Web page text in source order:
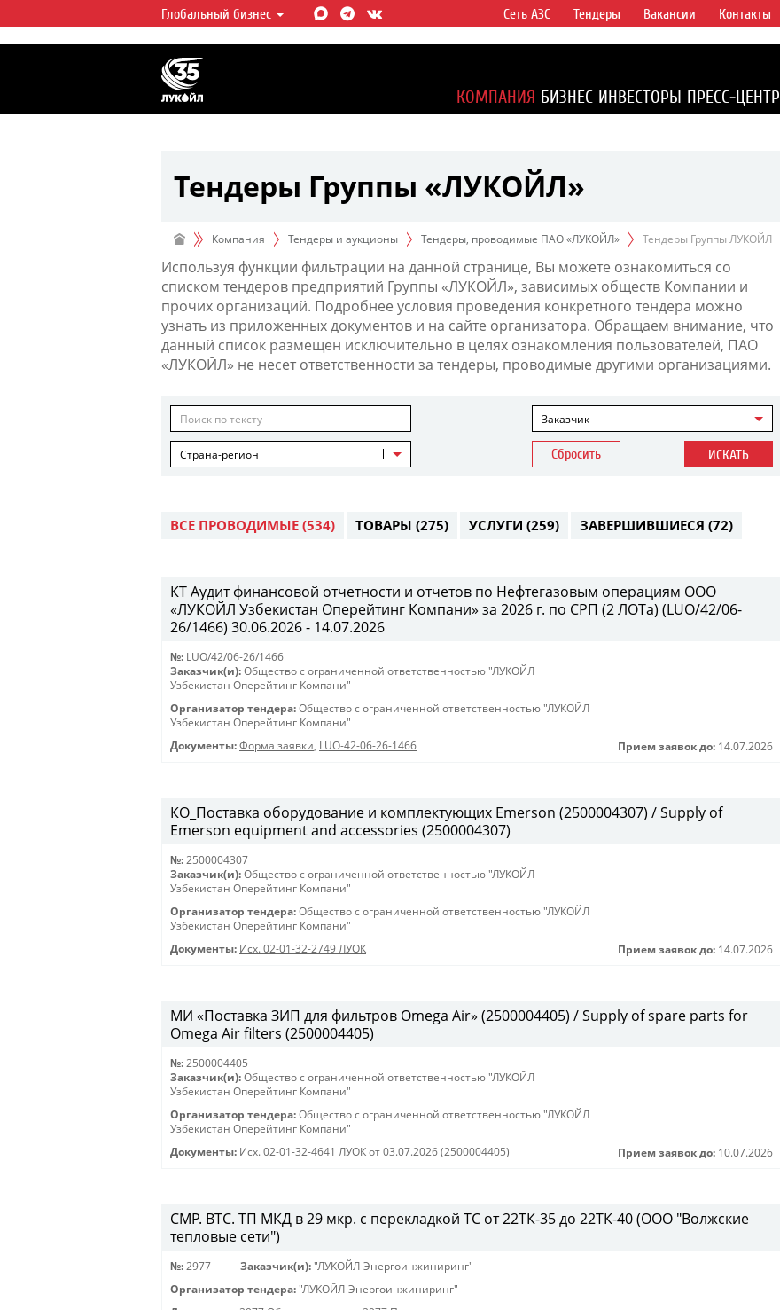
ЛУКОЙЛ СЕГОДНЯ
ЛУКОЙЛ — одна из крупнейших вертикально
интегрированных нефтегазовых компаний в
мире, на долю которой приходится более 2%
мировой добычи нефти и около 1% доказанных
Глобальный бизнес Сеть АЗС Тендеры Вакансии Контакты
КОМПАНИЯ БИЗНЕС ИНВЕСТОРЫ ПРЕСС-ЦЕНТР
Тендеры Группы «ЛУКОЙЛ»
Компания Тендеры и аукционы Тендеры, проводимые ПАО «ЛУКОЙЛ» Тендеры Группы ЛУКОЙЛ
Используя функции фильтрации на данной странице, Вы можете ознакомиться со
списком тендеров предприятий Группы «ЛУКОЙЛ», зависимых обществ Компании и
прочих организаций. Подробнее условия проведения конкретного тендера можно
узнать из приложенных документов и на сайте организатора. Обращаем внимание, что
данный список размещен исключительно в целях ознакомления пользователей, ПАО
«ЛУКОЙЛ» не несет ответственности за тендеры, проводимые другими организациями.
Заказчик
Страна-регион Сбросить ИСКАТЬ
ВСЕ ПРОВОДИМЫЕ (534) ТОВАРЫ (275) УСЛУГИ (259) ЗАВЕРШИВШИЕСЯ (72)
КТ Аудит финансовой отчетности и отчетов по Нефтегазовым операциям ООО
«ЛУКОЙЛ Узбекистан Оперейтинг Компани» за 2026 г. по СРП (2 ЛОТа) (LUO/42/06-
26/1466) 30.06.2026 - 14.07.2026
№: LUO/42/06-26/1466
Заказчик(и): Общество с ограниченной ответственностью "ЛУКОЙЛ
Узбекистан Оперейтинг Компани"
Организатор тендера: Общество с ограниченной ответственностью "ЛУКОЙЛ
Узбекистан Оперейтинг Компани"
Документы: Форма заявки, LUO-42-06-26-1466 Прием заявок до: 14.07.2026
КО_Поставка оборудование и комплектующих Emerson (2500004307) / Supply of
Emerson equipment and accessories (2500004307)
№: 2500004307
Заказчик(и): Общество с ограниченной ответственностью "ЛУКОЙЛ
Узбекистан Оперейтинг Компани"
Организатор тендера: Общество с ограниченной ответственностью "ЛУКОЙЛ
Узбекистан Оперейтинг Компани"
Документы: Исх. 02-01-32-2749 ЛУОК Прием заявок до: 14.07.2026
МИ «Поставка ЗИП для фильтров Omega Air» (2500004405) / Supply of spare parts for
Omega Air filters (2500004405)
№: 2500004405
Заказчик(и): Общество с ограниченной ответственностью "ЛУКОЙЛ
Узбекистан Оперейтинг Компани"
Организатор тендера: Общество с ограниченной ответственностью "ЛУКОЙЛ
Узбекистан Оперейтинг Компани"
Документы: Исх. 02-01-32-4641 ЛУОК от 03.07.2026 (2500004405) Прием заявок до: 10.07.2026
СМР. ВТС. ТП МКД в 29 мкр. с перекладкой ТС от 22ТК-35 до 22ТК-40 (ООО "Волжские
тепловые сети")
№: 2977 Заказчик(и): "ЛУКОЙЛ-Энергоинжиниринг"
Организатор тендера: "ЛУКОЙЛ-Энергоинжиниринг"